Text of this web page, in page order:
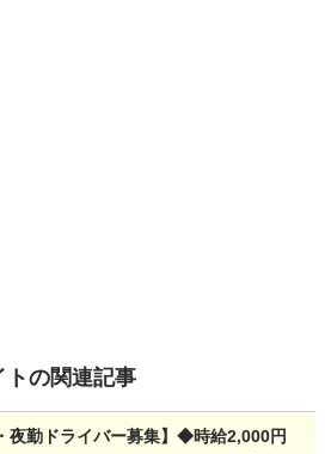
トの関連記事
夜勤ドライバー募集】◆時給2,000円